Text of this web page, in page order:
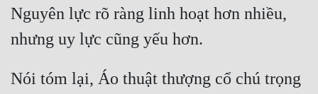
Nguyên lực rõ ràng linh hoạt hơn nhiều,
Nói tóm lại, Áo thuật thượng cổ chú trọng